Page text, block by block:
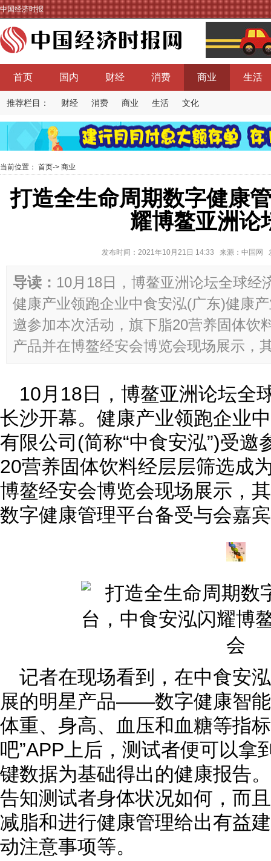
中国经济时报
首页 国内 财经 消费 商业 生活
推荐栏目： 财经 消费 商业 生活 文化
当前位置： 首页-> 商业
打造全生命周期数字健康
耀博鳌亚洲论
发布时间：2021年10月21日 14:33 来源：中国
导读： 10月18日，博鳌亚洲论坛全球经
健康产业领跑企业中食安泓(广东)健康
邀参加本次活动，旗下脂20营养固体饮
产品并在博鳌经安会博览会现场展示，
10月18日，博鳌亚洲论坛全
长沙开幕。健康产业领跑企业
有限公司(简称“中食安泓”)受邀
20营养固体饮料经层层筛选成
博鳌经安会博览会现场展示，
数字健康管理平台备受与会嘉
记者在现场看到，在中食安
展的明星产品——数字健康智
体重、身高、血压和血糖等指
吧”APP上后，测试者便可以拿
键数据为基础得出的健康报告
告知测试者身体状况如何，而
减脂和进行健康管理给出有益
动注意事项等。